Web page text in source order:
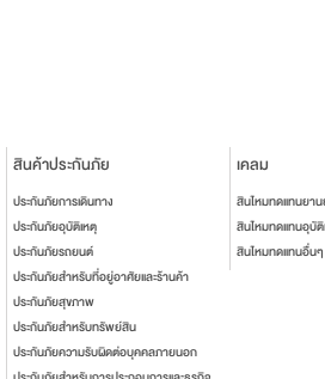
สินค้าประกันภัย
ประกันภัยการเดินทาง
ประกันภัยอุบัติเหตุ
ประกันภัยรถยนต์
ประกันภัยสำหรับที่อยู่อาศัยและร้านค้า
ประกันภัยสุขภาพ
ประกันภัยสำหรับทรัพย์สิน
ประกันภัยความรับผิดต่อบุคคลภายนอก
เคลม
สินไหมทดแทนยา
สินไหมทดแทนอุบั
สินไหมทดแทนอื่นๆ